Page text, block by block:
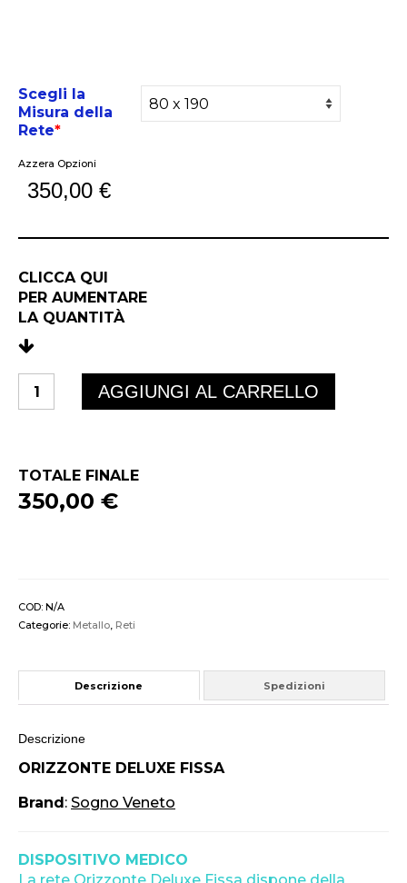
Scegli la
Misura della
Rete*
Azzera Opzioni
350,00 €
CLICCA QUI
PER AUMENTARE
LA QUANTITÀ
ORIZZONTE
DELUXE
AGGIUNGI AL CARRELLO
TOTALE FINALE
350,00 €
COD: N/A
Categorie: Metallo, Reti
Descrizione Spedizioni
Descrizione
ORIZZONTE DELUXE FISSA
Brand: Sogno Veneto
DISPOSITIVO MEDICO
La rete Orizzonte Deluxe Fissa dispone della